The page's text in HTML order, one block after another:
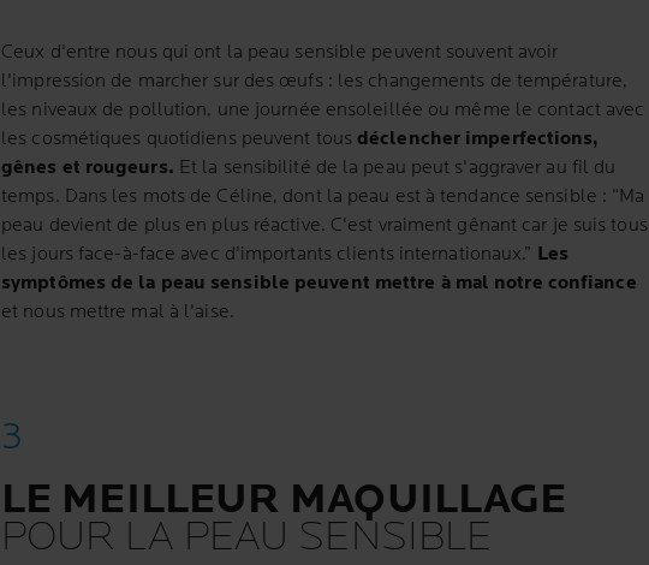
Ceux d'entre nous qui ont la peau sensible peuvent souvent avoir
l'impression de marcher sur des œufs : les changements de température,
les niveaux de pollution, une journée ensoleillée ou même le contact avec
les cosmétiques quotidiens peuvent tous déclencher imperfections,
gênes et rougeurs. Et la sensibilité de la peau peut s'aggraver au fil du
temps. Dans les mots de Céline, dont la peau est à tendance sensible : “Ma
peau devient de plus en plus réactive. C'est vraiment gênant car je suis tous
les jours face-à-face avec d'importants clients internationaux.” Les
symptômes de la peau sensible peuvent mettre à mal notre confiance
et nous mettre mal à l'aise.
LE MEILLEUR MAQUILLAGE
POUR LA PEAU SENSIBLE